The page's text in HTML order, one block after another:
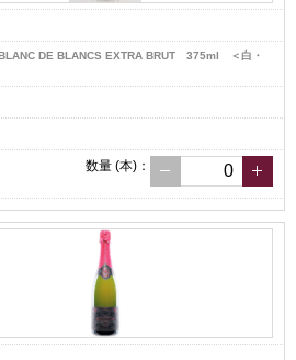
DE BLANCS EXTRA BRUT 375ml ＜白・
数量 (本) ：